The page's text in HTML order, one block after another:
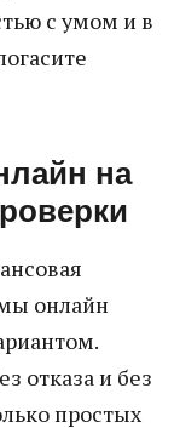
с умом и в
на
онлайн
отказа и без
простых